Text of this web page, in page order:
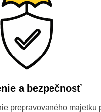
a bezpečnosť
prepravovaného majetku